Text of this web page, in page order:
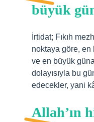
büyük
İrtidat; Fıkıh
noktaya göre,
ve en büyük
dolayısıyla bu
edecekler, yani
Allah’ın